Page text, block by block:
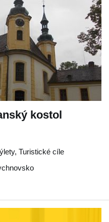
kostol
Turistické cíle